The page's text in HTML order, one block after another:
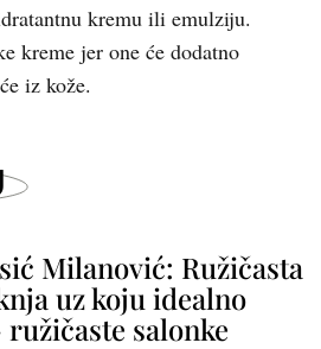
kremu ili emulziju.
kreme jer one će dodatno
iz kože.
Milanović: Ružičasta
uz koju idealno
salonke